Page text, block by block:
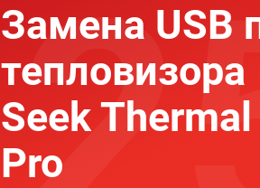
Замена USB
тепловизора
Seek
Pro